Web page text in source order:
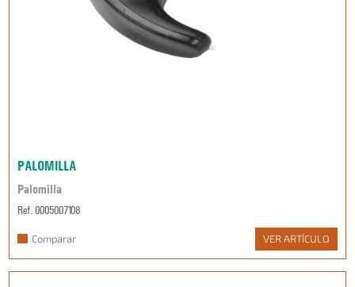
PALOMILLA
Palomilla
Ref. 0005007108
Comparar VER ARTÍCULO